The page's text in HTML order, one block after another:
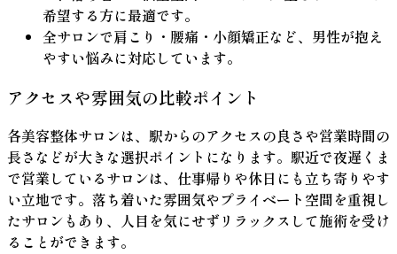
希望する方に最適です。
全サロンで肩こり・腰痛・小顔矯正など、男性が抱え
やすい悩みに対応しています。
アクセスや雰囲気の比較ポイント
各美容整体サロンは、駅からのアクセスの良さや営業時間の
長さなどが大きな選択ポイントになります。駅近で夜遅くま
で営業しているサロンは、仕事帰りや休日にも立ち寄りやす
い立地です。落ち着いた雰囲気やプライベート空間を重視し
たサロンもあり、人目を気にせずリラックスして施術を受け
ることができます。